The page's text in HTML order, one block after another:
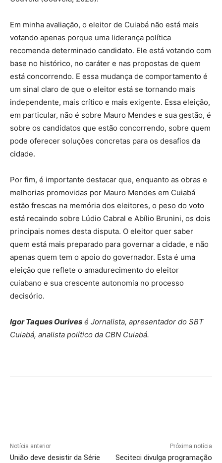
Em minha avaliação, o eleitor de Cuiabá não está mais
votando apenas porque uma liderança política
recomenda determinado candidato. Ele está votando com
base no histórico, no caráter e nas propostas de quem
está concorrendo. E essa mudança de comportamento é
um sinal claro de que o eleitor está se tornando mais
independente, mais crítico e mais exigente. Essa eleição,
em particular, não é sobre Mauro Mendes e sua gestão, é
sobre os candidatos que estão concorrendo, sobre quem
pode oferecer soluções concretas para os desafios da
cidade.
Por fim, é importante destacar que, enquanto as obras e
melhorias promovidas por Mauro Mendes em Cuiabá
estão frescas na memória dos eleitores, o peso do voto
está recaindo sobre Lúdio Cabral e Abílio Brunini, os dois
principais nomes desta disputa. O eleitor quer saber
quem está mais preparado para governar a cidade, e não
apenas quem tem o apoio do governador. Esta é uma
eleição que reflete o amadurecimento do eleitor
cuiabano e sua crescente autonomia no processo
decisório.
Igor Taques Ourives é Jornalista, apresentador do SBT
Cuiabá, analista político da CBN Cuiabá.
Notícia anterior
União deve desistir da Série
Próxima notícia
Seciteci divulga programação